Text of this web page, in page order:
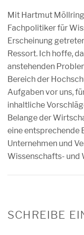
Mit Hartmut
Fachpolitiker für
Erscheinung
Ressort. Ich hoffe,
anstehenden
Bereich der
Aufgaben vor uns,
inhaltliche
Belange der
eine entsprechende
Unternehmen und
Wissenschafts- und
SCHREIBE